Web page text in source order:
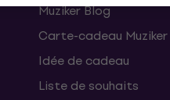
Muziker Blog
Carte-cadeau Muziker
Idée de cadeau
Liste de souhaits